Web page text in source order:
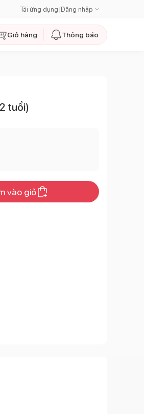
Tải ứng dụng Đăng nhập
Giỏ hàng Thông báo
tuổi)
vào giỏ